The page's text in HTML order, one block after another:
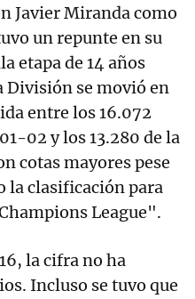
Javier Miranda como
un repunte en su
etapa de 14 años
División se movió en
entre los 16.072
02 y los 13.280 de la
cotas mayores pese
la clasificación para
League".
la cifra no ha
Incluso se tuvo que